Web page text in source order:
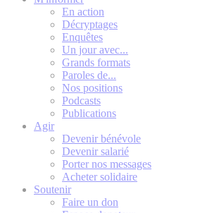
En action
Décryptages
Enquêtes
Un jour avec...
Grands formats
Paroles de...
Nos positions
Podcasts
Publications
Agir
Devenir bénévole
Devenir salarié
Porter nos messages
Acheter solidaire
Soutenir
Faire un don